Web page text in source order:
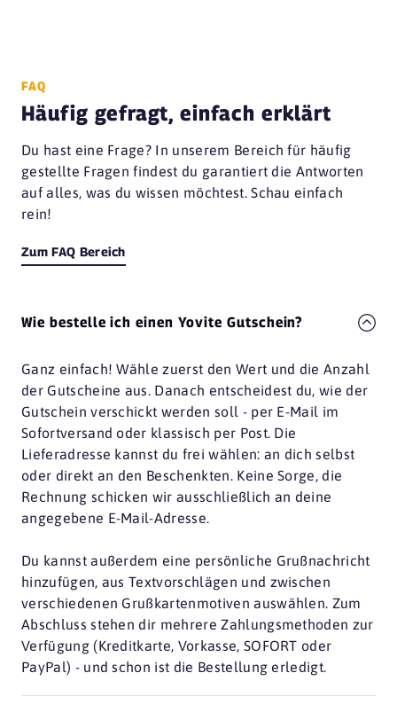
FAQ
Häufig gefragt, einfach erklärt
Du hast eine Frage? In unserem Bereich für häufig
gestellte Fragen findest du garantiert die Antworten
auf alles, was du wissen möchtest. Schau einfach
rein!
Zum FAQ Bereich
Wie bestelle ich einen Yovite Gutschein?
Ganz einfach! Wähle zuerst den Wert und die Anzahl
der Gutscheine aus. Danach entscheidest du, wie der
Gutschein verschickt werden soll - per E-Mail im
Sofortversand oder klassisch per Post. Die
Lieferadresse kannst du frei wählen: an dich selbst
oder direkt an den Beschenkten. Keine Sorge, die
Rechnung schicken wir ausschließlich an deine
angegebene E-Mail-Adresse.
Du kannst außerdem eine persönliche Grußnachricht
hinzufügen, aus Textvorschlägen und zwischen
verschiedenen Grußkartenmotiven auswählen. Zum
Abschluss stehen dir mehrere Zahlungsmethoden zur
Verfügung (Kreditkarte, Vorkasse, SOFORT oder
PayPal) - und schon ist die Bestellung erledigt.